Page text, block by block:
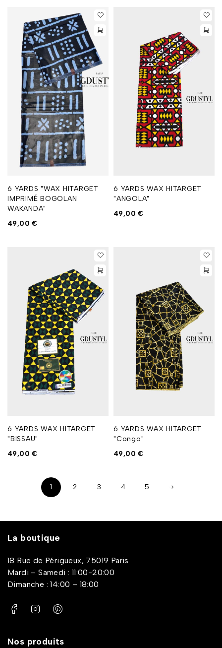
6 YARDS "WAX HITARGET
IMPRIMÉ BOGOLAN
WAKANDA"
49,00€
6 YARDS WAX HITARGET
"ANGOLA"
49,00€
6 YARDS WAX HITARGET
"BISSAU"
49,00€
6 YARDS WAX HITARGET
"Congo"
49,00€
1 2 3 4 5
La boutique
18 Rue de Périgueux, 75019 Paris
Mardi – Samedi : 11:00-20:00
Dimanche : 14:00 – 18:00
Nos produits